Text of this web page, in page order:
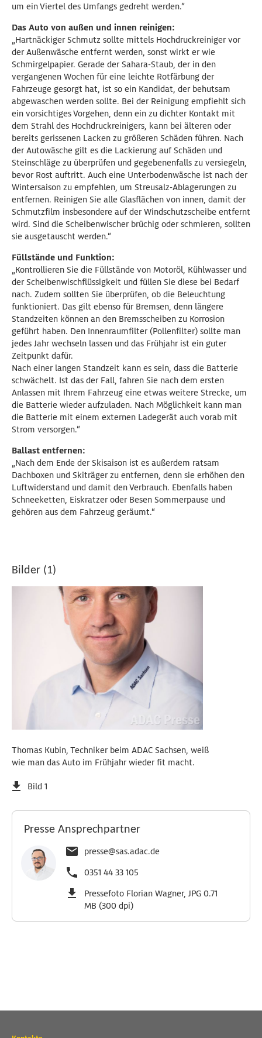
um ein Viertel des Umfangs gedreht werden.“
Das Auto von außen und innen reinigen:
„Hartnäckiger Schmutz sollte mittels Hochdruckreiniger vor
der Außenwäsche entfernt werden, sonst wirkt er wie
Schmirgelpapier. Gerade der Sahara-Staub, der in den
vergangenen Wochen für eine leichte Rotfärbung der
Fahrzeuge gesorgt hat, ist so ein Kandidat, der behutsam
abgewaschen werden sollte. Bei der Reinigung empfiehlt sich
ein vorsichtiges Vorgehen, denn ein zu dichter Kontakt mit
dem Strahl des Hochdruckreinigers, kann bei älteren oder
bereits gerissenen Lacken zu größeren Schäden führen. Nach
der Autowäsche gilt es die Lackierung auf Schäden und
Steinschläge zu überprüfen und gegebenenfalls zu versiegeln,
bevor Rost auftritt. Auch eine Unterbodenwäsche ist nach der
Wintersaison zu empfehlen, um Streusalz-Ablagerungen zu
entfernen. Reinigen Sie alle Glasflächen von innen, damit der
Schmutzfilm insbesondere auf der Windschutzscheibe entfernt
wird. Sind die Scheibenwischer brüchig oder schmieren, sollten
sie ausgetauscht werden.“
Füllstände und Funktion:
„Kontrollieren Sie die Füllstände von Motoröl, Kühlwasser und
der Scheibenwischflüssigkeit und füllen Sie diese bei Bedarf
nach. Zudem sollten Sie überprüfen, ob die Beleuchtung
funktioniert. Das gilt ebenso für Bremsen, denn längere
Standzeiten können an den Bremsscheiben zu Korrosion
geführt haben. Den Innenraumfilter (Pollenfilter) sollte man
jedes Jahr wechseln lassen und das Frühjahr ist ein guter
Zeitpunkt dafür.
Nach einer langen Standzeit kann es sein, dass die Batterie
schwächelt. Ist das der Fall, fahren Sie nach dem ersten
Anlassen mit Ihrem Fahrzeug eine etwas weitere Strecke, um
die Batterie wieder aufzuladen. Nach Möglichkeit kann man
die Batterie mit einem externen Ladegerät auch vorab mit
Strom versorgen.“
Ballast entfernen:
„Nach dem Ende der Skisaison ist es außerdem ratsam
Dachboxen und Skiträger zu entfernen, denn sie erhöhen den
Luftwiderstand und damit den Verbrauch. Ebenfalls haben
Schneeketten, Eiskratzer oder Besen Sommerpause und
gehören aus dem Fahrzeug geräumt.“
Bilder (1)
Thomas Kubin, Techniker beim ADAC Sachsen, weiß
wie man das Auto im Frühjahr wieder fit macht.
Bild 1
Presse Ansprechpartner
presse@sas.adac.de
0351 44 33 105
Pressefoto Florian Wagner, JPG 0.71
MB (300 dpi)
Wichtige